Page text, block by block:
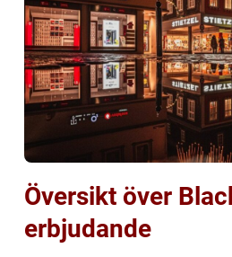
Översikt över
erbjudande